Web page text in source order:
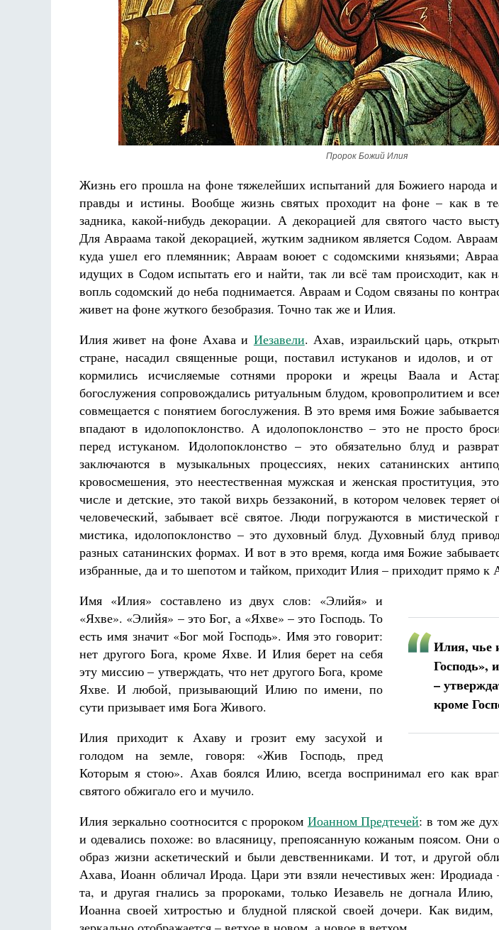
Пророк Божий Илия
Жизнь его прошла на фоне тяжелейших испытаний для Божиего народа
правды и истины. Вообще жизнь святых проходит на фоне – как в
задника, какой-нибудь декорации. А декорацией для святого часто
Для Авраама такой декорацией, жутким задником является Содом.
куда ушел его племянник; Авраам воюет с содомскими князьями;
идущих в Содом испытать его и найти, так ли всё там происходит, как
вопль содомский до неба поднимается. Авраам и Содом связаны по
живет на фоне жуткого безобразия. Точно так же и Илия.
Илия живет на фоне Ахава и Иезавели. Ахав, израильский царь,
стране, насадил священные рощи, поставил истуканов и идолов, и от
кормились исчисляемые сотнями пророки и жрецы Ваала и
богослужения сопровождались ритуальным блудом, кровопролитием и
совмещается с понятием богослужения. В это время имя Божие
впадают в идолопоклонство. А идолопоклонство – это не просто
перед истуканом. Идолопоклонство – это обязательно блуд и
заключаются в музыкальных процессиях, неких сатанинских
кровосмешения, это неестественная мужская и женская проституция,
числе и детские, это такой вихрь беззаконий, в котором человек теряет
человеческий, забывает всё святое. Люди погружаются в мистической
мистика, идолопоклонство – это духовный блуд. Духовный блуд
разных сатанинских формах. И вот в это время, когда имя Божие
избранные, да и то шепотом и тайком, приходит Илия – приходит прямо к
Илия, чье
Господь»,
–
кроме
Имя «Илия» составлено из двух слов: «Элийя» и
«Яхве». «Элийя» – это Бог, а «Яхве» – это Господь. То
есть имя значит «Бог мой Господь». Имя это говорит:
нет другого Бога, кроме Яхве. И Илия берет на себя
эту миссию – утверждать, что нет другого Бога, кроме
Яхве. И любой, призывающий Илию по имени, по
сути призывает имя Бога Живого.
Илия приходит к Ахаву и грозит ему засухой и
голодом на земле, говоря: «Жив Господь, пред
Которым я стою». Ахав боялся Илию, всегда воспринимал его как
святого обжигало его и мучило.
Илия зеркально соотносится с пророком Иоанном Предтечей: в том же
и одевались похоже: во власяницу, препоясанную кожаным поясом.
образ жизни аскетический и были девственниками. И тот, и другой
Ахава, Иоанн обличал Ирода. Цари эти взяли нечестивых жен: Иродиада
та, и другая гнались за пророками, только Иезавель не догнала
Иоанна своей хитростью и блудной пляской своей дочери. Как